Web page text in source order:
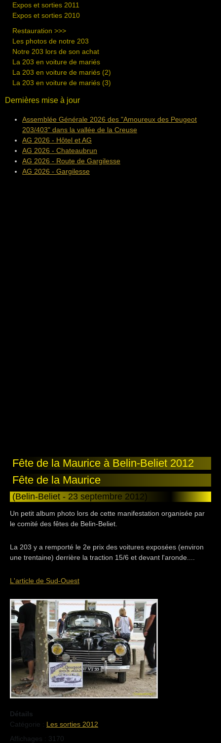
Expos et sorties 2011
Expos et sorties 2010
Restauration >>>
Les photos de notre 203
Notre 203 lors de son achat
La 203 en voiture de mariés
La 203 en voiture de mariés (2)
La 203 en voiture de mariés (3)
Dernières mise à jour
Assemblée Générale 2026 des "Amoureux des Peugeot
203/403" dans la vallée de la Creuse
AG 2026 - Hôtel et AG
AG 2026 - Chateaubrun
AG 2026 - Route de Gargilesse
AG 2026 - Gargilesse
Fête de la Maurice à Belin-Beliet 2012
Fête de la Maurice
(Belin-Beliet - 23 septembre 2012)
Un petit album photo lors de cette manifestation organisée par
le comité des fêtes de Belin-Beliet.
La 203 y a remporté le 2e prix des voitures exposées (environ
une trentaine) derrière la traction 15/6 et devant l'aronde....
L'article de Sud-Ouest
Détails
Catégorie : Les sorties 2012
Affichages : 3170